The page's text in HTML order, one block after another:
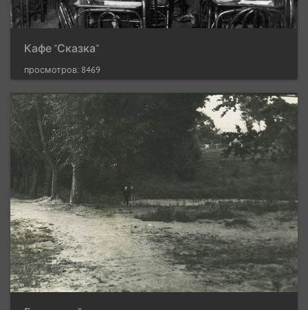
Кафе "Сказка"
просмотров: 8469